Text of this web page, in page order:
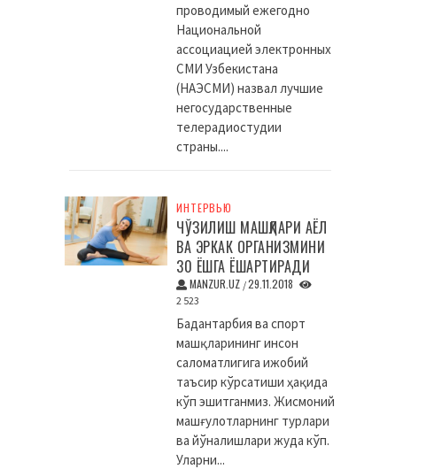
проводимый ежегодно
Национальной
ассоциацией электронных
СМИ Узбекистана
(НАЭСМИ) назвал лучшие
негосударственные
телерадиостудии
страны....
ИНТЕРВЬЮ
ЧЎЗИЛИШ МАШҚЛАРИ АЁЛ
ВА ЭРКАК ОРГАНИЗМИНИ
30 ЁШГА ЁШАРТИРАДИ
MANZUR.UZ /29.11.2018
2 523
Бадантарбия ва спорт
машқларининг инсон
саломатлигига ижобий
таъсир кўрсатиши ҳақида
кўп эшитганмиз. Жисмоний
машғулотларнинг турлари
ва йўналишлари жуда кўп.
Уларни...